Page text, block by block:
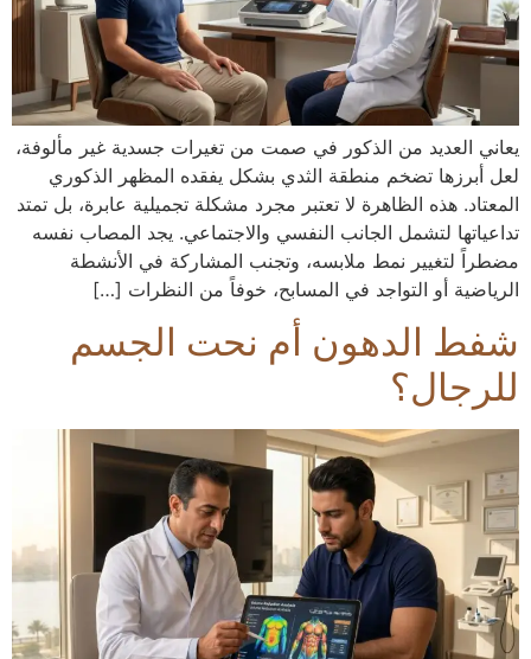
يعاني العديد من الذكور في صمت من تغيرات جسدية غير مألوفة،
لعل أبرزها تضخم منطقة الثدي بشكل يفقده المظهر الذكوري
المعتاد. هذه الظاهرة لا تعتبر مجرد مشكلة تجميلية عابرة، بل تمتد
تداعياتها لتشمل الجانب النفسي والاجتماعي. يجد المصاب نفسه
مضطراً لتغيير نمط ملابسه، وتجنب المشاركة في الأنشطة
الرياضية أو التواجد في المسابح، خوفاً من النظرات […]
شفط الدهون أم نحت الجسم
للرجال؟